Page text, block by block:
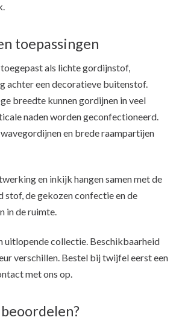
toepassingen
als lichte gordijnstof,
achter een decoratieve buitenstof.
breedte kunnen gordijnen in veel
naden worden geconfectioneerd.
en brede raampartijen
en inkijk hangen samen met de
stof, de gekozen confectie en de
in de ruimte.
uitlopende collectie. Beschikbaarheid
verschillen. Bestel bij twijfel eerst een
met ons op.